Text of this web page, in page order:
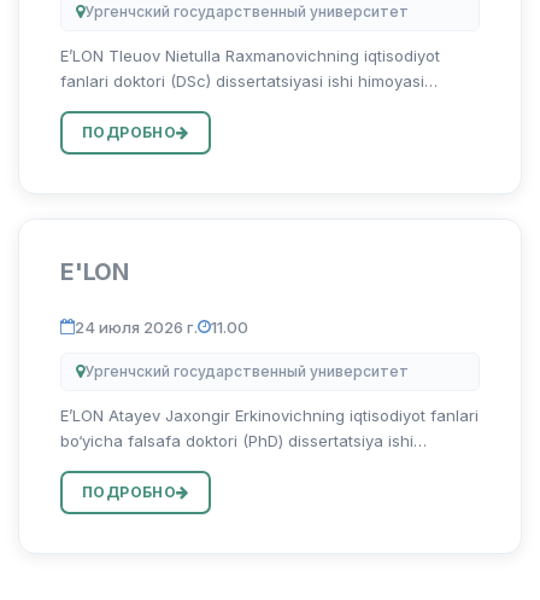
Ургенчский государственный университет
E’LON Tleuov Nietulla Raxmanovichning iqtisodiyot
fanlari doktori (DSc) dissertatsiyasi ishi himoyasi
“Ekonometrika va statistika” ixtisosligi bo‘yicha “Oziq-
ovqat s...
ПОДРОБНО
E'LON
24 июля 2026 г. 11.00
Ургенчский государственный университет
E’LON Atayev Jaxongir Erkinovichning iqtisodiyot fanlari
bo‘yicha falsafa doktori (PhD) dissertatsiya ishi
08.00.06 – “Ekonometrika va statistika” ixtisosligi
bo‘yicha...
ПОДРОБНО